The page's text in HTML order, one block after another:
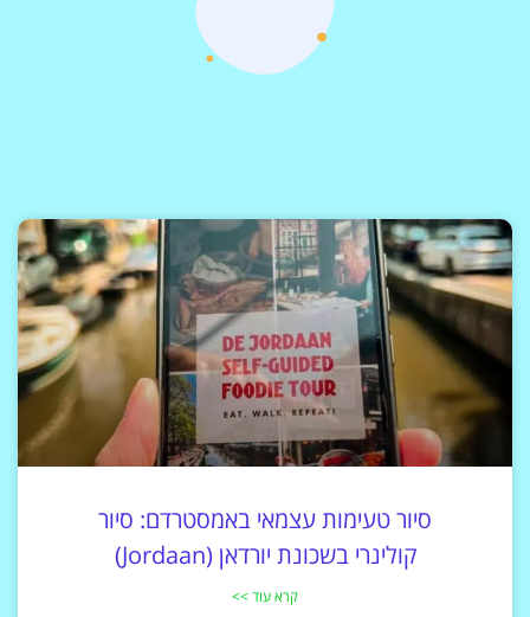
סיור טעימות עצמאי באמסטרדם: סיור
קולינרי בשכונת יורדאן (Jordaan)
קרא עוד >>